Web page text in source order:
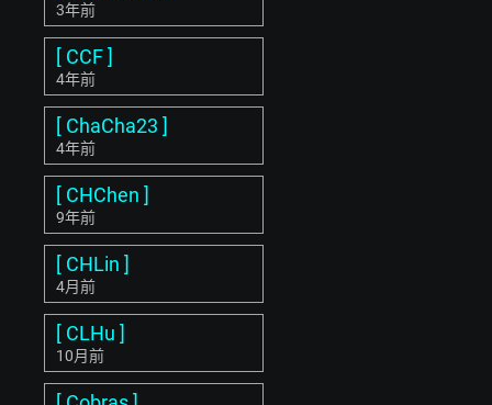
3年前
[ CCF ]
4年前
[ ChaCha23 ]
4年前
[ CHChen ]
9年前
[ CHLin ]
4月前
[ CLHu ]
10月前